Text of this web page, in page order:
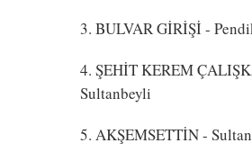
3. BULVAR GİRİŞİ-
4. ŞEHİT KEREM
Sultanbeyli
5. AKŞEMSETTİN-